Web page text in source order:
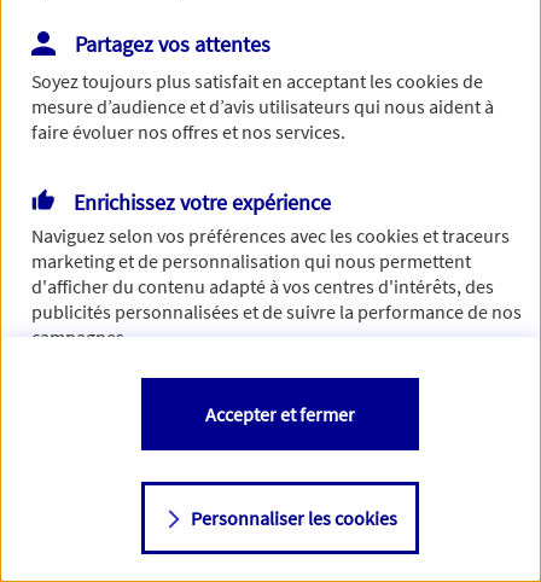
Vous disposez de droits sur les informations vous concernant. Pour
plus d’informations,cliquez ici.
Partagez vos attentes
Soyez toujours plus satisfait en acceptant lescookiesde
mesure d’audience et d’avis utilisateurs qui nous aident à
faire évoluer nos offres et nos services.
Enrichissez votre expérience
Naviguez selon vos préférences avec lescookies et traceurs
marketing et de personnalisation qui nous permettent
d'afficher du contenu adapté à vos centres d'intérêts, des
publicités personnalisées et de suivre la performance de nos
campagnes.
Vous êtes libre de les accepter, de les refuser comme de
changer d'avis à tout moment en allant sur
Consulter notre politique decookies
Personnaliser les cookies
Accepter et fermer